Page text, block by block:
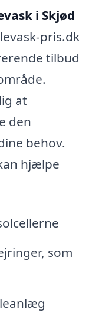
i Skjød
pris.dk
tilbud
at
den
behov.
hjælpe
som